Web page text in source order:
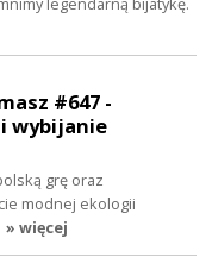
#647 -
wybijanie
grę oraz
modnej ekologii
» więcej